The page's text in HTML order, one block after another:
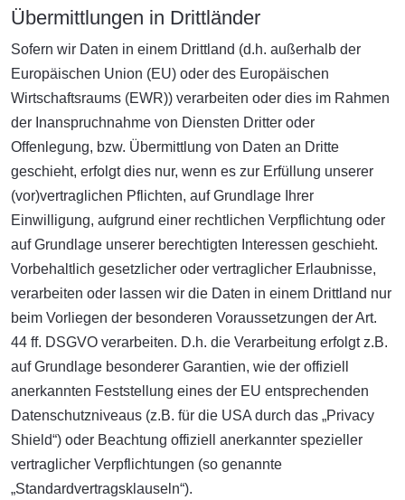
Übermittlungen in Drittländer
Sofern wir Daten in einem Drittland (d.h. außerhalb der
Europäischen Union (EU) oder des Europäischen
Wirtschaftsraums (EWR)) verarbeiten oder dies im Rahmen
der Inanspruchnahme von Diensten Dritter oder
Offenlegung, bzw. Übermittlung von Daten an Dritte
geschieht, erfolgt dies nur, wenn es zur Erfüllung unserer
(vor)vertraglichen Pflichten, auf Grundlage Ihrer
Einwilligung, aufgrund einer rechtlichen Verpflichtung oder
auf Grundlage unserer berechtigten Interessen geschieht.
Vorbehaltlich gesetzlicher oder vertraglicher Erlaubnisse,
verarbeiten oder lassen wir die Daten in einem Drittland nur
beim Vorliegen der besonderen Voraussetzungen der Art.
44 ff. DSGVO verarbeiten. D.h. die Verarbeitung erfolgt z.B.
auf Grundlage besonderer Garantien, wie der offiziell
anerkannten Feststellung eines der EU entsprechenden
Datenschutzniveaus (z.B. für die USA durch das „Privacy
Shield“) oder Beachtung offiziell anerkannter spezieller
vertraglicher Verpflichtungen (so genannte
„Standardvertragsklauseln“).